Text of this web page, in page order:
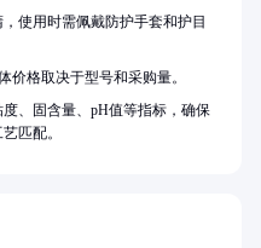
使用时需佩戴防护手套和护目
价格取决于型号和采购量。
、固含量、pH值等指标，确保
匹配。